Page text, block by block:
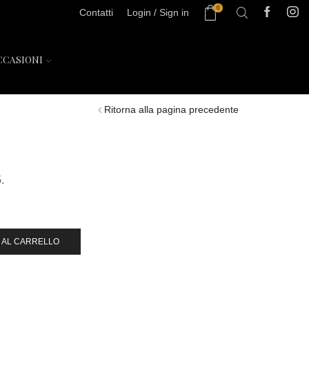
Contatti Login / Sign in 0
Ritorna alla pagina precedente
CARRELLO